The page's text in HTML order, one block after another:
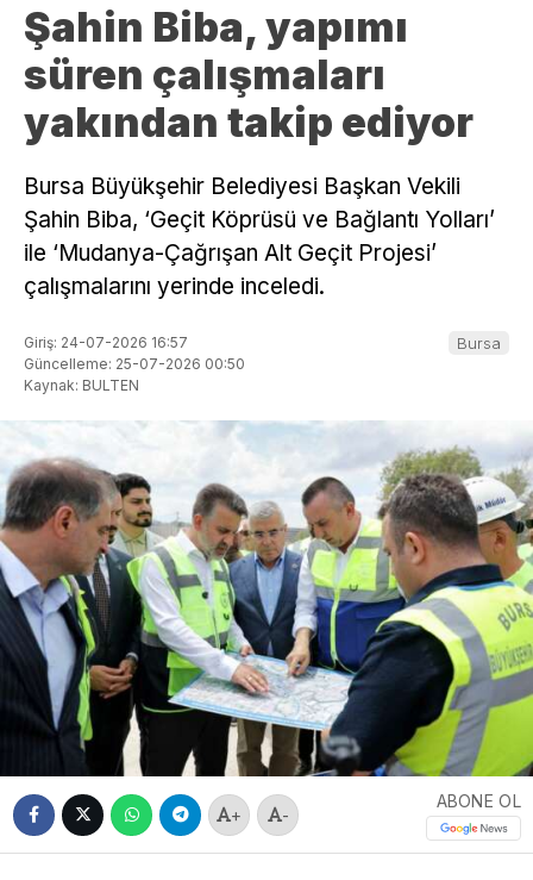
Şahin Biba, yapımı
süren çalışmaları
yakından takip ediyor
Bursa Büyükşehir Belediyesi Başkan Vekili
Şahin Biba, ‘Geçit Köprüsü ve Bağlantı Yolları’
ile ‘Mudanya-Çağrışan Alt Geçit Projesi’
çalışmalarını yerinde inceledi.
Giriş: 24-07-2026 16:57
Güncelleme: 25-07-2026 00:50
Kaynak: BULTEN
Bursa
+ -
ABONE OL